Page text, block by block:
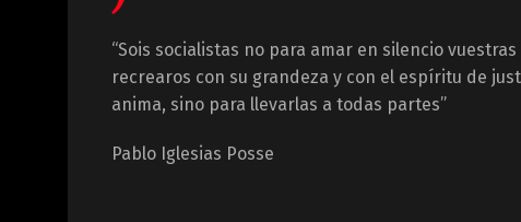
“Sois socialistas no para amar en silencio
recrearos con su grandeza y con el espíritu de
anima, sino para llevarlas a todas partes”
Pablo Iglesias Posse